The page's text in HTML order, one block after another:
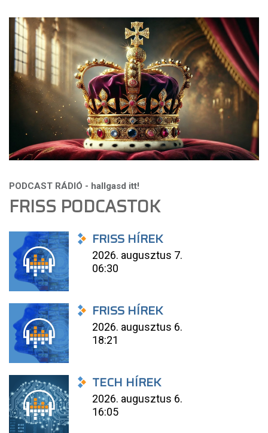
FRISS PODCASTOK
FRISS HÍREK
2026. augusztus 7.
06:30
FRISS HÍREK
2026. augusztus 6.
18:21
TECH HÍREK
2026. augusztus 6.
16:05